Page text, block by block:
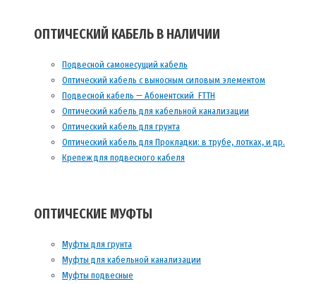
ОПТИЧЕСКИЙ КАБЕЛЬ В НАЛИЧИИ
Подвесной самонесущий кабель
Оптический кабель с выносным силовым элементом
Подвесной кабель — Абонентский FTTH
Оптический кабель для кабельной канализации
Оптический кабель для грунта
Оптический кабель для Прокладки: в трубе, лотках, и др.
Крепеж для подвесного кабеля
ОПТИЧЕСКИЕ МУФТЫ
Муфты для грунта
Муфты для кабельной канализации
Муфты подвесные